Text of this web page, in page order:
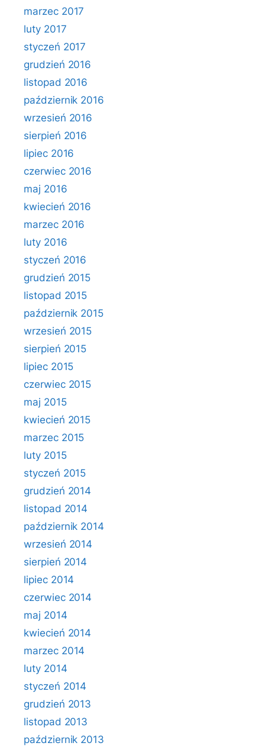
marzec 2017
luty 2017
styczeń 2017
grudzień 2016
listopad 2016
październik 2016
wrzesień 2016
sierpień 2016
lipiec 2016
czerwiec 2016
maj 2016
kwiecień 2016
marzec 2016
luty 2016
styczeń 2016
grudzień 2015
listopad 2015
październik 2015
wrzesień 2015
sierpień 2015
lipiec 2015
czerwiec 2015
maj 2015
kwiecień 2015
marzec 2015
luty 2015
styczeń 2015
grudzień 2014
listopad 2014
październik 2014
wrzesień 2014
sierpień 2014
lipiec 2014
czerwiec 2014
maj 2014
kwiecień 2014
marzec 2014
luty 2014
styczeń 2014
grudzień 2013
listopad 2013
październik 2013